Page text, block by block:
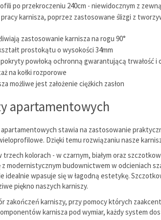
po przekroczeniu 240cm - niewidocznym z
pracy karnisza, poprzez zastosowane ślizgi z
zastosowanie karnisza na rogu 90°
prostokątu o wysokości 34mm
powłoką ochronną gwarantującą trwałość i
na kołki rozporowe
możliwe jest założenie ciężkich zasłon
apartamentowych
apartamentowych stawia na zastosowanie
Dzięki temu rozwiązaniu nasze
kolorach - w czarnym, białym oraz
modernistycznym budownictwem w odcieniach
idealnie wpasuje się w łagodną estetykę.
piękno naszych karniszy.
zakończeń karniszy, przy pomocy których
karnisza pod wymiar, każdy system